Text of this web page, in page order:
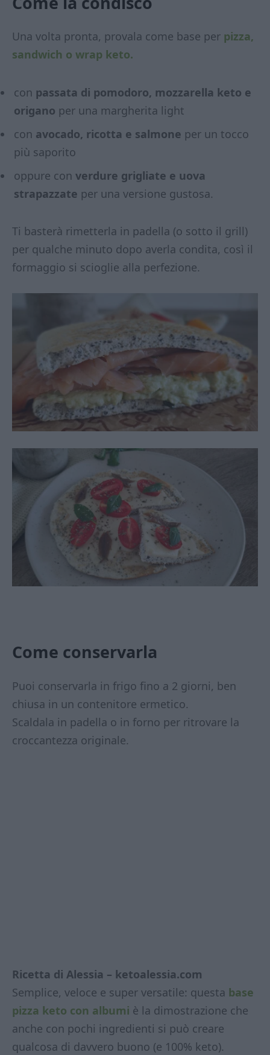
Una volta pronta, provala come base per pizza,
sandwich o wrap keto.
con passata di pomodoro, mozzarella keto e
origano per una margherita light
con avocado, ricotta e salmone per un tocco
più saporito
oppure con verdure grigliate e uova
strapazzate per una versione gustosa.
Ti basterà rimetterla in padella (o sotto il grill)
per qualche minuto dopo averla condita, così il
formaggio si scioglie alla perfezione.
Come conservarla
Puoi conservarla in frigo fino a 2 giorni, ben
chiusa in un contenitore ermetico.
Scaldala in padella o in forno per ritrovare la
croccantezza originale.
Ricetta di Alessia – ketoalessia.com
Semplice, veloce e super versatile: questa base
pizza keto con albumi è la dimostrazione che
anche con pochi ingredienti si può creare
qualcosa di davvero buono (e 100% keto).